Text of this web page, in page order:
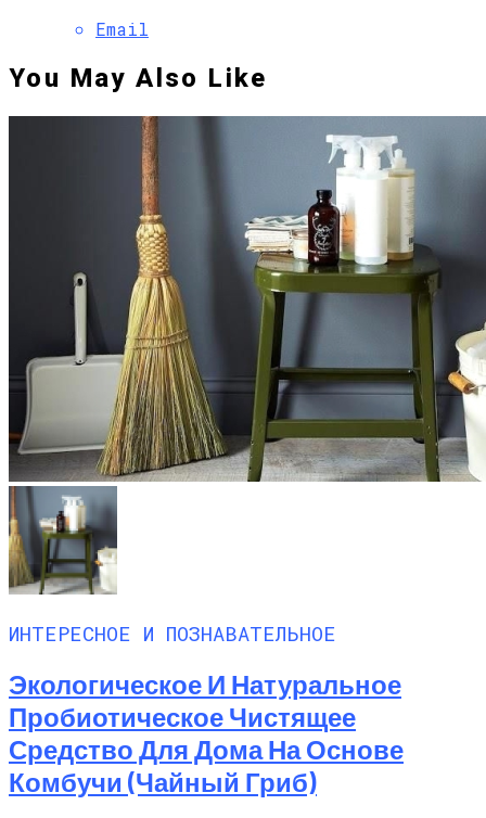
Email
You May Also Like
ИНТЕРЕСНОЕ И ПОЗНАВАТЕЛЬНОЕ
Экологическое И Натуральное
Пробиотическое Чистящее
Средство Для Дома На Основе
Комбучи (чайный Гриб)